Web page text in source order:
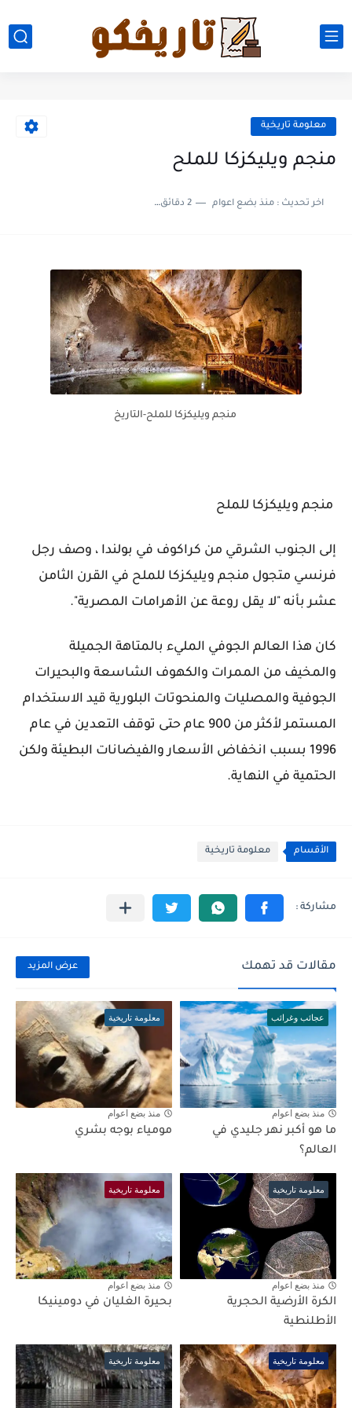
معلومة تاريخية
منجم ويليكزكا للملح
اخر تحديث :منذ بضع اعوام 2 دقائق للقراءة
منجم ويليكزكا للملح-التاريخ
منجم ويليكزكا للملح
إلى الجنوب الشرقي من كراكوف في بولندا ، وصف رجل
فرنسي متجول منجم ويليكزكا للملح في القرن الثامن
عشر بأنه "لا يقل روعة عن الأهرامات المصرية".
كان هذا العالم الجوفي المليء بالمتاهة الجميلة
والمخيف من الممرات والكهوف الشاسعة والبحيرات
الجوفية والمصليات والمنحوتات البلورية قيد الاستخدام
المستمر لأكثر من 900 عام حتى توقف التعدين في عام
1996 بسبب انخفاض الأسعار والفيضانات البطيئة ولكن
الحتمية في النهاية.
الأقسام معلومة تاريخية
مقالات قد تهمك عرض المزيد
عجائب وغرائب
منذ بضع اعوام
ما هو أكبر نهر جليدي في
العالم؟
معلومة تاريخية
منذ بضع اعوام
مومياء بوجه بشري
معلومة تاريخية
منذ بضع اعوام
الكرة الأرضية الحجرية
الأطلنطية
معلومة تاريخية
منذ بضع اعوام
بحيرة الغليان في دومينيكا
معلومة تاريخية معلومة تاريخية